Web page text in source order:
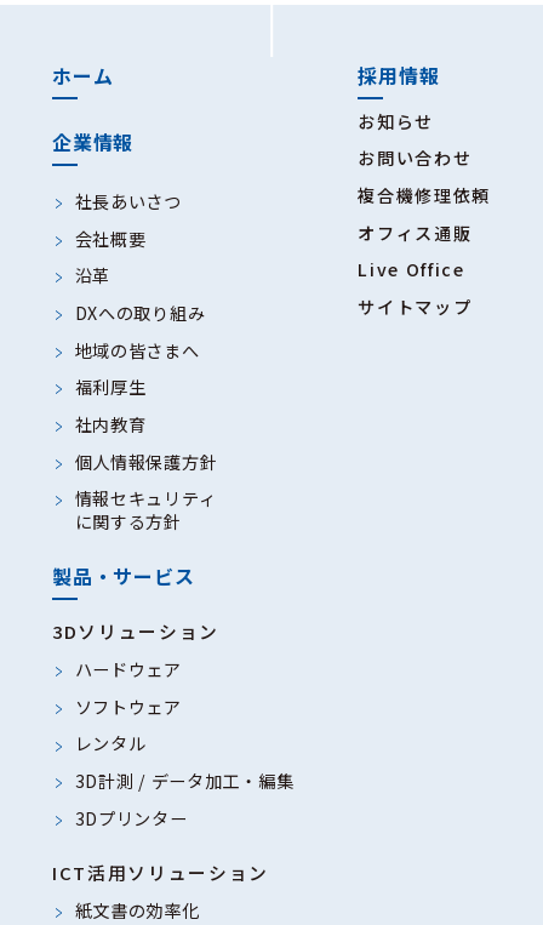
ホーム
企業情報
社長あいさつ
会社概要
沿革
DXへの取り組み
地域の皆さまへ
福利厚生
社内教育
個人情報保護方針
情報セキュリティ
に関する方針
採用情報
お知らせ
お問い合わせ
複合機修理依頼
オフィス通販
Live Office
サイトマップ
製品・サービス
3Dソリューション
ハードウェア
ソフトウェア
レンタル
3D計測 / データ加工・編集
3Dプリンター
ICT活用ソリューション
紙文書の効率化